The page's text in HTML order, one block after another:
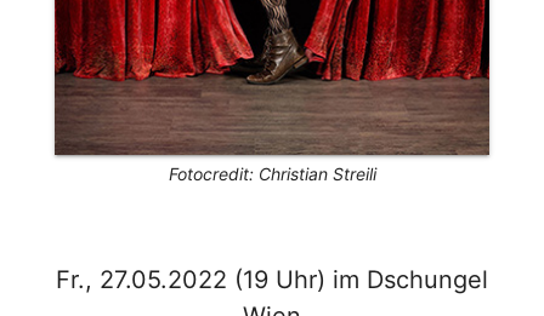
Fotocredit: Christian Streili
Fr., 27.05.2022 (19 Uhr) im Dschungel